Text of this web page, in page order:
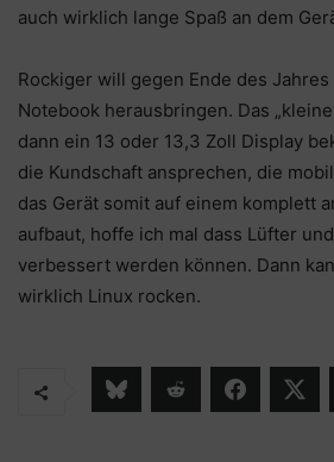
auch wirklich lange Spaß an dem
Rockiger will gegen Ende des
Notebook herausbringen. Das
dann ein 13 oder 13,3 Zoll Display
die Kundschaft ansprechen, die
das Gerät somit auf einem komplett
aufbaut, hoffe ich mal dass Lüfter
verbessert werden können. Dann
wirklich Linux rocken.